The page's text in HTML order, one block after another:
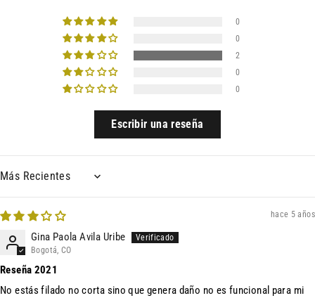
0
0
2
0
0
Escribir una reseña
Sort by
hace 5 años
Gina Paola Avila Uribe
Bogotá, CO
Reseña 2021
No estás filado no corta sino que genera daño no es funcional para mi